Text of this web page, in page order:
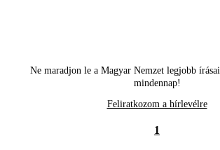
Ne maradjon le a Magyar Nemzet legjobb
mindennap!
Feliratkozom a hírlevélre
1